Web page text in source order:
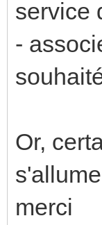
service
-
Or,
merci